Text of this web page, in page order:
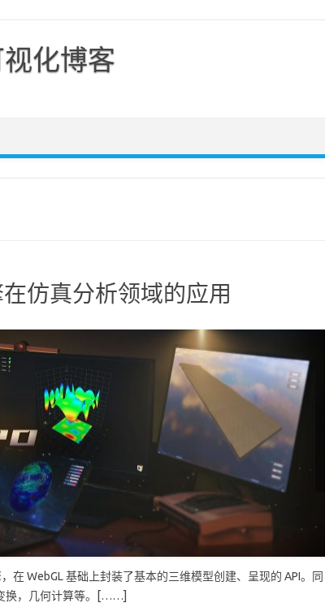
化博客
仿真分析领域的应用
在 WebGL 基础上封装了基本的三维模型创建、呈现的 API。同
换，几何计算等。[……]